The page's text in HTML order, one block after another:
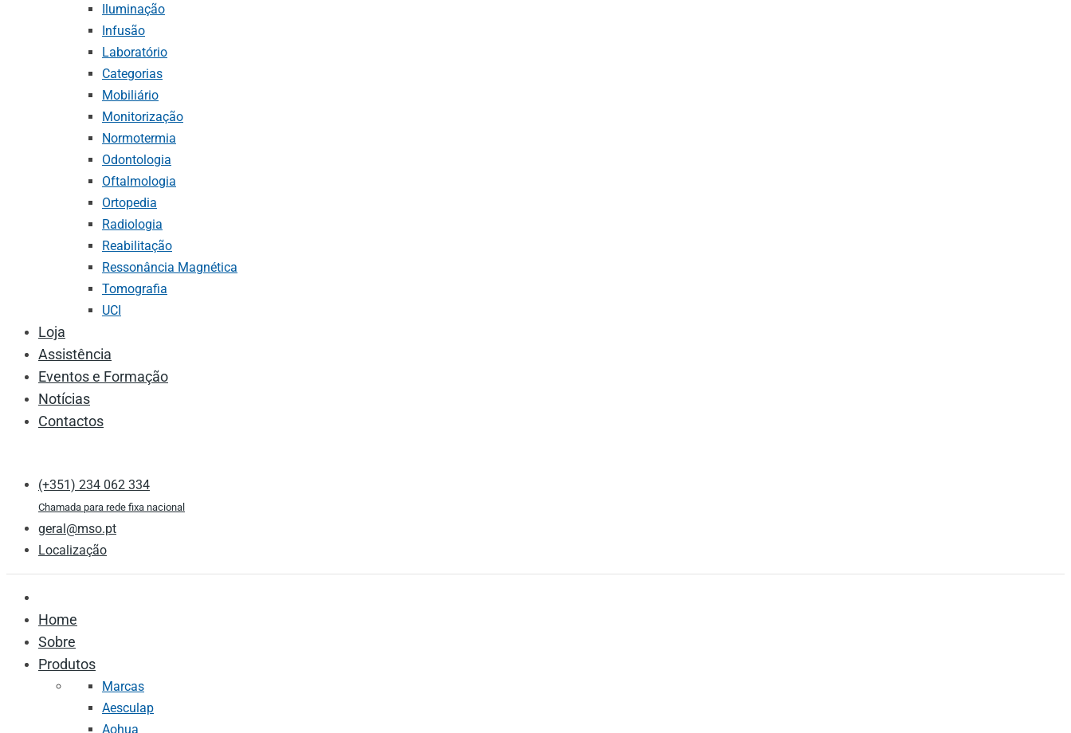
Iluminação
Infusão
Laboratório
Categorias
Mobiliário
Monitorização
Normotermia
Odontologia
Oftalmologia
Ortopedia
Radiologia
Reabilitação
Ressonância Magnética
Tomografia
UCI
Loja
Assistência
Eventos e Formação
Notícias
Contactos
(+351) 234 062 334
Chamada para rede fixa nacional
geral@mso.pt
Localização
Home
Sobre
Produtos
Marcas
Aesculap
Aohua